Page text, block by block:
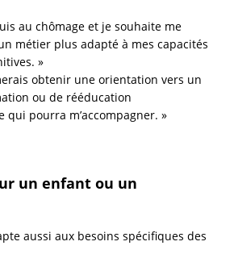
au chômage et je souhaite me
métier plus adapté à mes capacités
»
obtenir une orientation vers un
ou de rééducation
qui pourra m’accompagner. »
un enfant ou un
aussi aux besoins spécifiques des